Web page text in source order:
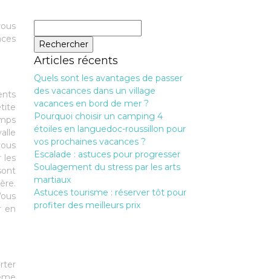
les
en
Articles récents
Quels sont les avantages de passer
des vacances dans un village
vacances en bord de mer ?
Pourquoi choisir un camping 4
étoiles en languedoc-roussillon pour
vos prochaines vacances ?
Escalade : astuces pour progresser
Soulagement du stress par les arts
martiaux
Astuces tourisme : réserver tôt pour
profiter des meilleurs prix